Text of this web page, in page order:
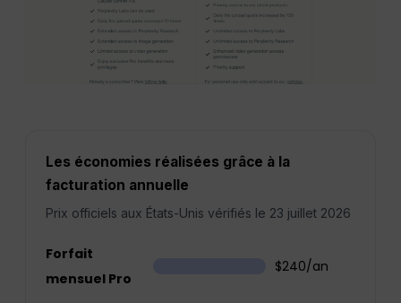
Les économies réalisées grâce à la
facturation annuelle
Prix officiels aux États-Unis vérifiés le 23 juillet 2026
Forfait
mensuel Pro
$240/an